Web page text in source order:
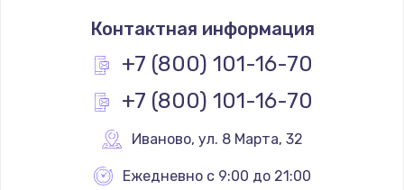
900 руб.
Заказать
900 руб.
Заказать
Контактная информация
+7 (800) 101-16-70
+7 (800) 101-16-70
Иваново, ул. 8 Марта, 32
Ежедневно с 9:00 до 21:00